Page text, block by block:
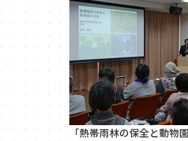
「熱帯雨林の保全と動物